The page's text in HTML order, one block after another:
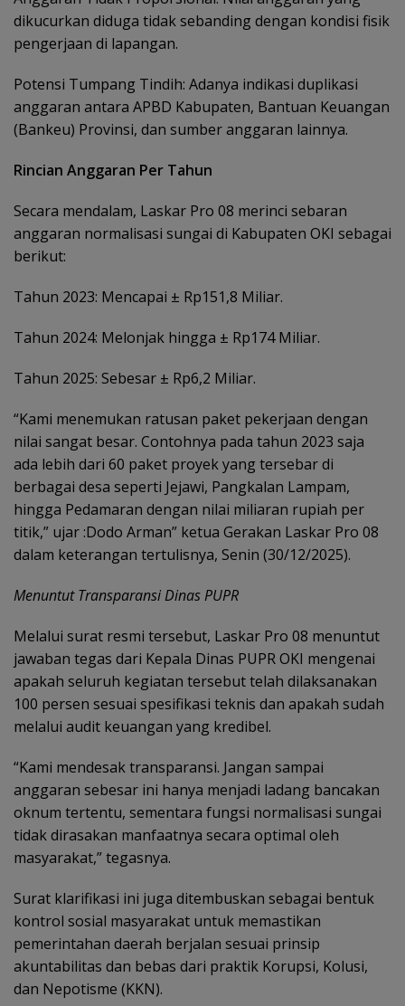
dikucurkan diduga tidak sebanding dengan kondisi fisik
pengerjaan di lapangan.
Potensi Tumpang Tindih: Adanya indikasi duplikasi
anggaran antara APBD Kabupaten, Bantuan Keuangan
(Bankeu) Provinsi, dan sumber anggaran lainnya.
Rincian Anggaran Per Tahun
Secara mendalam, Laskar Pro 08 merinci sebaran
anggaran normalisasi sungai di Kabupaten OKI sebagai
berikut:
Tahun 2023: Mencapai ± Rp151,8 Miliar.
Tahun 2024: Melonjak hingga ± Rp174 Miliar.
Tahun 2025: Sebesar ± Rp6,2 Miliar.
“Kami menemukan ratusan paket pekerjaan dengan
nilai sangat besar. Contohnya pada tahun 2023 saja
ada lebih dari 60 paket proyek yang tersebar di
berbagai desa seperti Jejawi, Pangkalan Lampam,
hingga Pedamaran dengan nilai miliaran rupiah per
titik,” ujar :Dodo Arman” ketua Gerakan Laskar Pro 08
dalam keterangan tertulisnya, Senin (30/12/2025).
Menuntut Transparansi Dinas PUPR
Melalui surat resmi tersebut, Laskar Pro 08 menuntut
jawaban tegas dari Kepala Dinas PUPR OKI mengenai
apakah seluruh kegiatan tersebut telah dilaksanakan
100 persen sesuai spesifikasi teknis dan apakah sudah
melalui audit keuangan yang kredibel.
“Kami mendesak transparansi. Jangan sampai
anggaran sebesar ini hanya menjadi ladang bancakan
oknum tertentu, sementara fungsi normalisasi sungai
tidak dirasakan manfaatnya secara optimal oleh
masyarakat,” tegasnya.
Surat klarifikasi ini juga ditembuskan sebagai bentuk
kontrol sosial masyarakat untuk memastikan
pemerintahan daerah berjalan sesuai prinsip
akuntabilitas dan bebas dari praktik Korupsi, Kolusi,
dan Nepotisme (KKN).